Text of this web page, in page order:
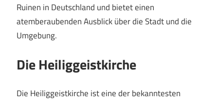
Ruinen in Deutschland und bietet einen
atemberaubenden Ausblick über die Stadt und die
Umgebung.
Die Heiliggeistkirche
Die Heiliggeistkirche ist eine der bekanntesten